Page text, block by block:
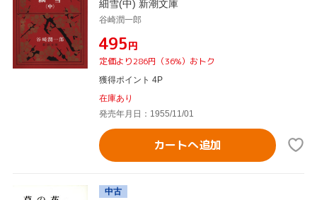
細雪(中) 新潮文庫
谷崎潤一郎
¥495円
定価より286円（36%）おトク
獲得ポイント 4P
在庫あり
発売年月日：1955/11/01
カートへ追加
中古